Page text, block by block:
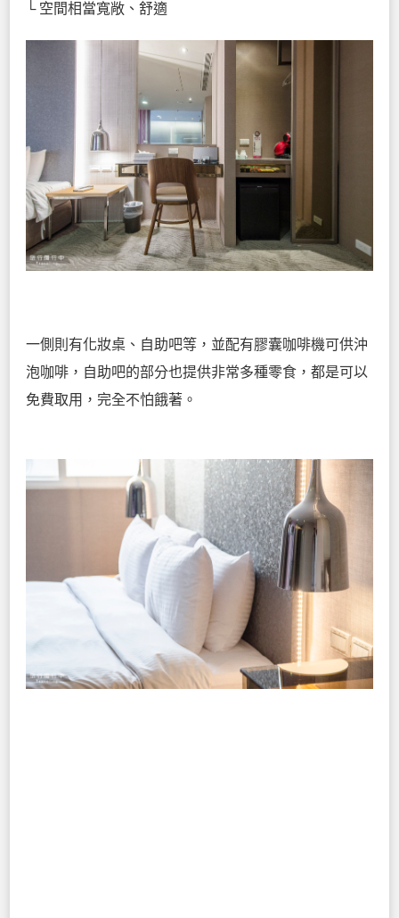
└ 空間相當寬敞、舒適
一側則有化妝桌、自助吧等，並配有膠囊咖啡機可供沖
泡咖啡，自助吧的部分也提供非常多種零食，都是可以
免費取用，完全不怕餓著。